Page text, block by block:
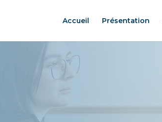
Accueil Présentation